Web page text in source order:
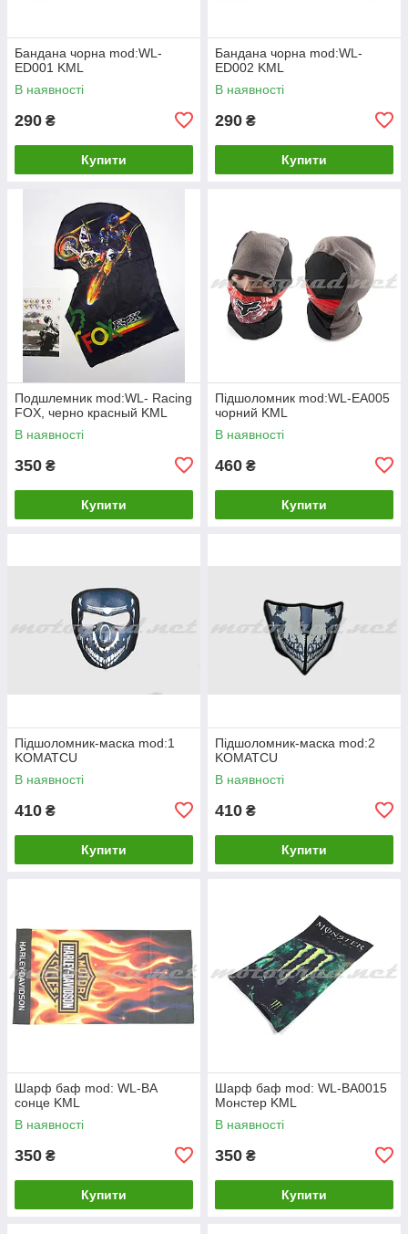
Бандана чорна mod:WL-
ED001 KML
В наявності
290 ₴
Купити
Бандана чорна mod:WL-
ED002 KML
В наявності
290 ₴
Купити
Подшлемник mod:WL- Racing
FOX, черно красный KML
В наявності
350 ₴
Купити
Підшоломник mod:WL-EA005
чорний KML
В наявності
460 ₴
Купити
Підшоломник-маска mod:1
KOMATCU
В наявності
410 ₴
Купити
Підшоломник-маска mod:2
KOMATCU
В наявності
410 ₴
Купити
Шарф баф mod: WL-BA
сонце KML
В наявності
350 ₴
Купити
Шарф баф mod: WL-BA0015
Монстер KML
В наявності
350 ₴
Купити